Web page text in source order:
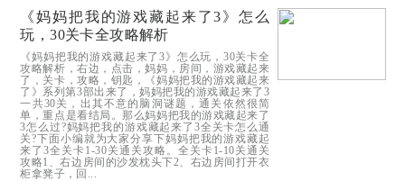
《妈妈把我的游戏藏起来了3》怎么
玩，30关卡全攻略解析
《妈妈把我的游戏藏起来了3》怎么玩，30关卡全
攻略解析，右边，点击，妈妈，房间，游戏藏起来
了，关卡，攻略，钥匙，《妈妈把我的游戏藏起来
了》系列第3部出来了，妈妈把我的游戏藏起来了3
一共30关，出其不意的脑洞谜题，通关依然很简
单，重点是看结局。那么妈妈把我的游戏藏起来了
3怎么过?妈妈把我的游戏藏起来了3全关卡怎么通
关?下面小编就为大家分享下妈妈把我的游戏藏起
来了3全关卡1-30关通关攻略。全关卡1-10关通关
攻略1、右边房间的沙发枕头下2、右边房间打开衣
柜拿凳子，回...